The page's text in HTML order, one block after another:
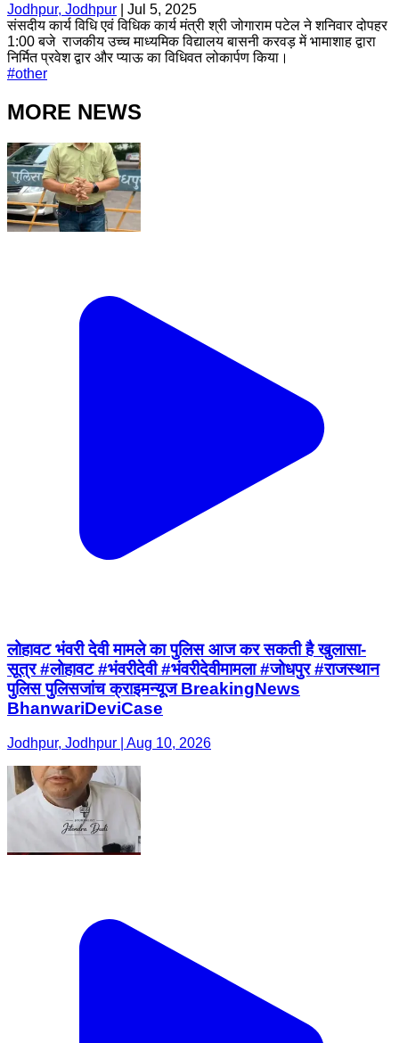
Jodhpur, Jodhpur
Jul 5, 2025
संसदीय कार्य विधि एवं विधिक कार्य मंत्री श्री जोगाराम पटेल ने शनिवार दोपहर
1:00 बजे राजकीय उच्च माध्यमिक विद्यालय बासनी करवड़ में भामाशाह द्वारा
निर्मित प्रवेश द्वार और प्याऊ का विधिवत लोकार्पण किया।
#other
MORE NEWS
लोहावट भंवरी देवी मामले का पुलिस आज कर सकती है खुलासा-
सूत्र #लोहावट #भंवरीदेवी #भंवरीदेवीमामला #जोधपुर #राजस्थान
पुलिस पुलिसजांच क्राइमन्यूज BreakingNews
BhanwariDeviCase
Jodhpur, Jodhpur | Aug 10, 2026